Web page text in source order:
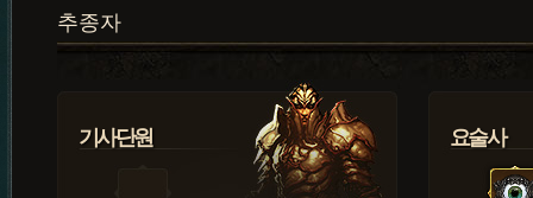
추종자
기사단원 요술사